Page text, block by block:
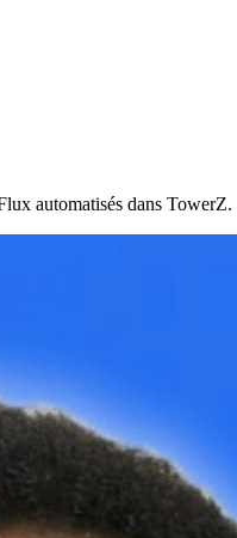
automatisés dans TowerZ.